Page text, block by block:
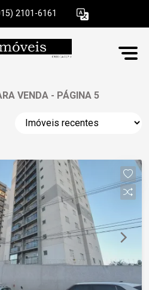
2101-6161
VENDA - PÁGINA 5